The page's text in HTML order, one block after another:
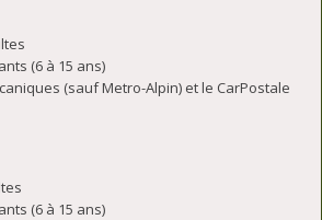
(6 à 15 ans)
(sauf Metro-Alpin) et le CarPostale
(6 à 15 ans)